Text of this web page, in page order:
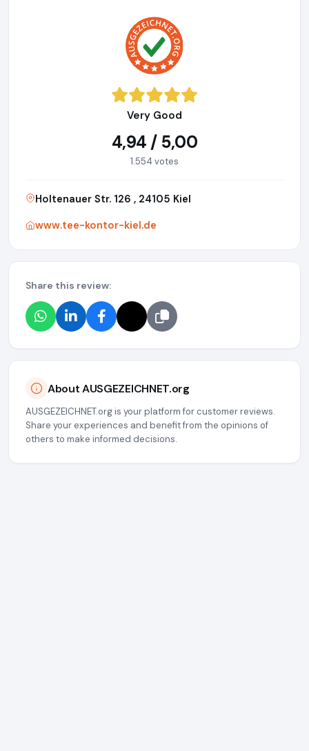
Very Good
4,94 / 5,00
1.554 votes
Holtenauer Str. 126 , 24105 Kiel
www.tee-kontor-kiel.de
Share this review:
About AUSGEZEICHNET.org
AUSGEZEICHNET.org is your platform for customer reviews.
Share your experiences and benefit from the opinions of
others to make informed decisions.